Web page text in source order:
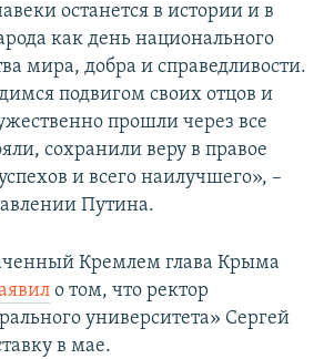
останется в истории и в
как день национального
мира, добра и справедливости.
подвигом своих отцов и
прошли через все
сохранили веру в правое
и всего наилучшего», –
Путина.
Кремлем глава Крыма
о том, что ректор
университета» Сергей
в мае.